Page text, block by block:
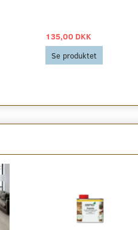
135,00 DKK
Se produktet